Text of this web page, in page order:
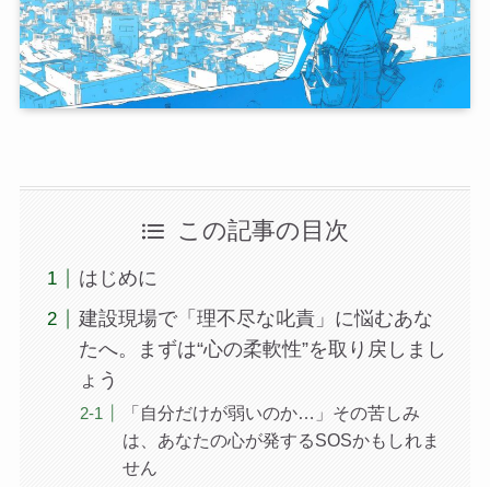
この記事の目次
はじめに
建設現場で「理不尽な叱責」に悩むあな
たへ。まずは“心の柔軟性”を取り戻しまし
ょう
「自分だけが弱いのか…」その苦しみ
は、あなたの心が発するSOSかもしれま
せん